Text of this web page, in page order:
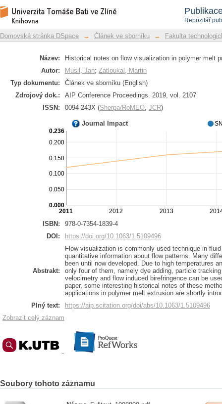
Repozitář
Historical notes on flow visualization
Repozitář DSpace/Manakin
Domovská stránka DSpace → Článek ve sborníku → Fakulta
Název:
Historical notes on flow visualization in polymer melt
Autor:
Musil, Jan; Zatloukal, Martin
Typ dokumentu:
Článek ve sborníku (English)
Zdrojový dok.:
AIP Conference Proceedings. 2019, vol. 2107
ISSN:
0094-243X (Sherpa/RoMEO, JCR)
Journal Impact
2012 2013
2011
0.050
0.100
0.150
0.200
0.000
0.236
ISBN:
978-0-7354-1839-4
DOI:
https://doi.org/10.1063/1.5109496
Abstrakt:
Flow visualization is commonly used technique in
quantitative information about flow patterns. Many
been until now developed. Due to high temperatures
only four of them, namely dye adding, particle
velocimetry and flow induced birefringence can be
paper, some interesting historical notes of these
applications in polymer melt extrusion are shortly
Plný text:
https://aip.scitation.org/doi/abs/10.1063/1.5109496
Zobrazit celý záznam
Soubory tohoto záznamu